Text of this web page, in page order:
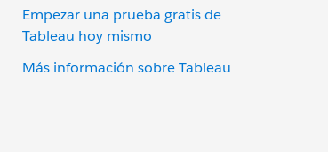
Empezar una prueba gratis de
Tableau hoy mismo
Más información sobre Tableau